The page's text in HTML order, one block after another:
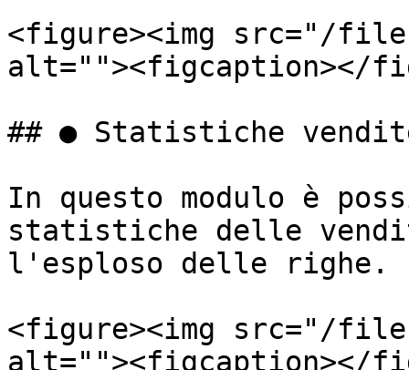
<figure><img src="/files/
alt=""><figcaption></
## ● Statistiche
In questo modulo è
statistiche delle
l'esploso delle righe.
<figure><img src="/
alt=""><figcaption></